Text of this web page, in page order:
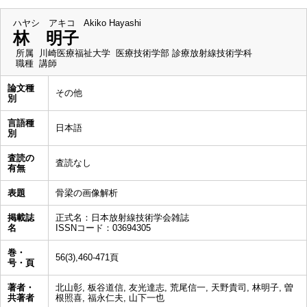
ハヤシ アキコ Akiko Hayashi
林 明子
所属
川崎医療福祉大学 医療技術学部 診療放射線技術学科
職種 講師
論文種
別
その他
言語種
別
日本語
査読の
有無
査読なし
表題 骨梁の画像解析
掲載誌
名
正式名：日本放射線技術学会雑誌
ISSNコード：03694305
巻・
号・頁
56(3),460-471頁
著者・
共著者
北山彰, 板谷道信, 友光達志, 荒尾信一, 天野貴司, 林明子, 曽
根照喜, 福永仁夫, 山下一也